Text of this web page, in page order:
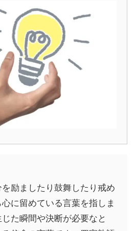
励ましたり鼓舞したり戒め
に留めている言葉を指しま
た瞬間や決断が必要なと